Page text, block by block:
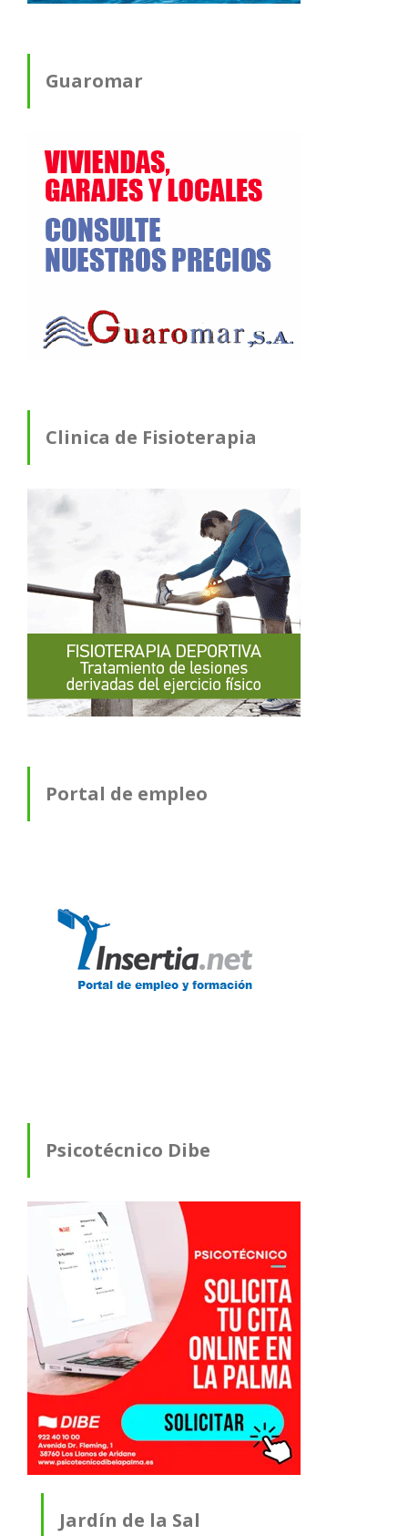
Guaromar
Clinica de Fisioterapia
Portal de empleo
Psicotécnico Dibe
Jardín de la Sal